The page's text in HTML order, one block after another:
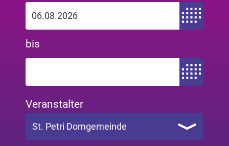
Zeitraum von
bis
Zeitraum bis
Veranstalter
St. Petri Domgemeinde